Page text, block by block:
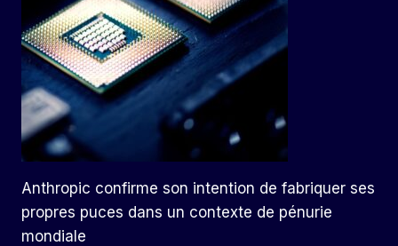
Anthropic confirme son intention de fabriquer ses
propres puces dans un contexte de pénurie
mondiale